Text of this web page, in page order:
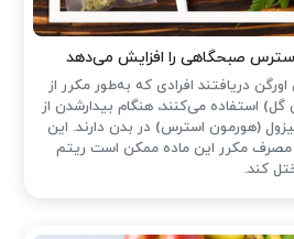
صبحگاهی را افزایش می‌دهد
دریافتند افرادی که به‌طور مکرر از
گل) استفاده می‌کنند، هنگام بیدارشدن از
(هورمون استرس) در بدن دارند. این
مصرف مکرر این ماده ممکن است ریتم
کند.